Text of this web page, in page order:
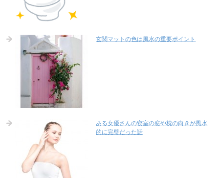
玄関マットの色は風水の重要ポイント
ある女優さんの寝室の窓や枕の向きが風水
的に完璧だった話